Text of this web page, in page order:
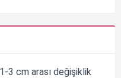
3 cm arası değişiklik